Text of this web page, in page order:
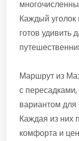
Каждый уголок
готов
Маршрут из
с
вариантом
Каждая из них
комфорта и